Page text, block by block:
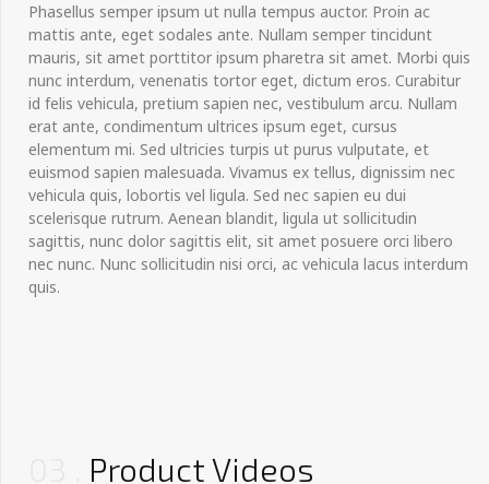
Phasellus semper ipsum ut nulla tempus auctor. Proin ac
mattis ante, eget sodales ante. Nullam semper tincidunt
mauris, sit amet porttitor ipsum pharetra sit amet. Morbi quis
nunc interdum, venenatis tortor eget, dictum eros. Curabitur
id felis vehicula, pretium sapien nec, vestibulum arcu. Nullam
erat ante, condimentum ultrices ipsum eget, cursus
elementum mi. Sed ultricies turpis ut purus vulputate, et
euismod sapien malesuada. Vivamus ex tellus, dignissim nec
vehicula quis, lobortis vel ligula. Sed nec sapien eu dui
scelerisque rutrum. Aenean blandit, ligula ut sollicitudin
sagittis, nunc dolor sagittis elit, sit amet posuere orci libero
nec nunc. Nunc sollicitudin nisi orci, ac vehicula lacus interdum
quis.
Product Videos